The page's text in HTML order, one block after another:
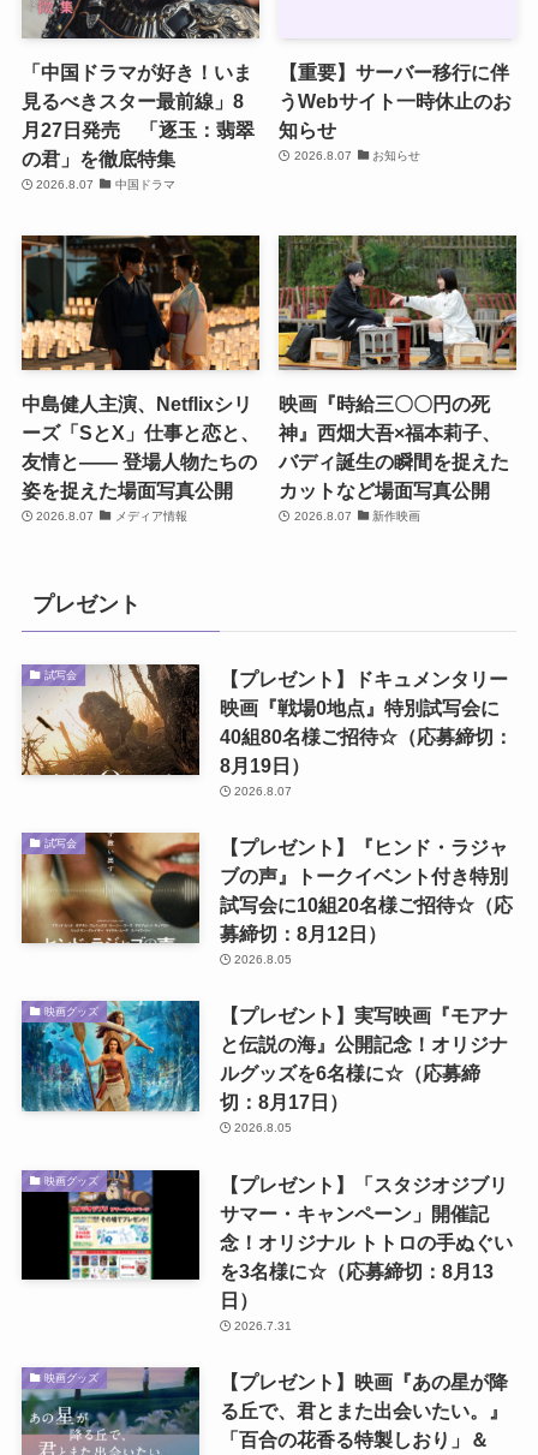
「中国ドラマが好き！いま
見るべきスター最前線」8
月27日発売 「逐玉：翡翠
の君」を徹底特集
2026.8.07 中国ドラマ
【重要】サーバー移行に伴
うWebサイト一時休止のお
知らせ
2026.8.07 お知らせ
中島健人主演、Netflixシリ
ーズ「SとX」仕事と恋と、
友情と―― 登場人物たちの
姿を捉えた場面写真公開
2026.8.07 メディア情報
映画『時給三〇〇円の死
神』西畑大吾×福本莉子、
バディ誕生の瞬間を捉えた
カットなど場面写真公開
2026.8.07 新作映画
プレゼント
試写会
【プレゼント】ドキュメンタリー
映画『戦場0地点』特別試写会に
40組80名様ご招待☆（応募締切：
8月19日）
2026.8.07
試写会
【プレゼント】『ヒンド・ラジャ
ブの声』トークイベント付き特別
試写会に10組20名様ご招待☆（応
募締切：8月12日）
2026.8.05
映画グッズ
【プレゼント】実写映画『モアナ
と伝説の海』公開記念！オリジナ
ルグッズを6名様に☆（応募締
切：8月17日）
2026.8.05
映画グッズ
【プレゼント】「スタジオジブリ
サマー・キャンペーン」開催記
念！オリジナル トトロの手ぬぐい
を3名様に☆（応募締切：8月13
日）
2026.7.31
映画グッズ
【プレゼント】映画『あの星が降
る丘で、君とまた出会いたい。』
「百合の花香る特製しおり」＆